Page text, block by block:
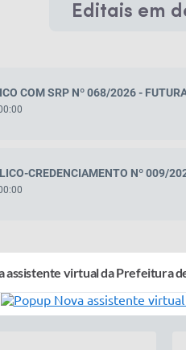
Editais em
COM SRP Nº 068/2026 -
CREDENCIAMENTO Nº 009/
assistente virtual da Prefeitura